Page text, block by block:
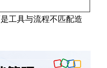
工具与流程不匹配造